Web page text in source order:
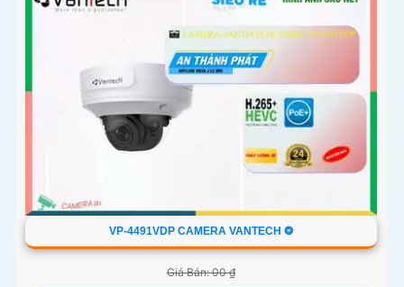
VP-4491VDP CAMERA VANTECH ❂
Giá Bán: 00 ₫